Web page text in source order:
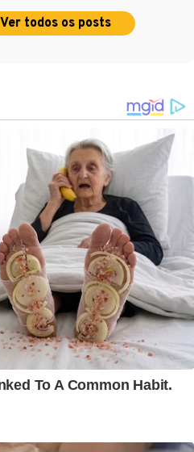
Ver todos os posts